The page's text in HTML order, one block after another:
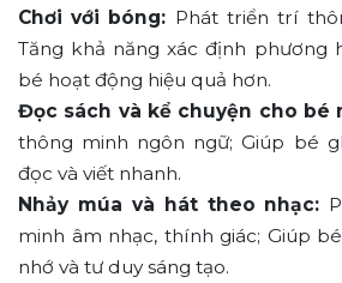
Chơi với bóng: Phát triển trí
Tăng khả năng xác định phương
bé hoạt động hiệu quả hơn.
Đọc sách và kể chuyện cho bé
thông minh ngôn ngữ; Giúp bé
đọc và viết nhanh.
Nhảy múa và hát theo nhạc:
minh âm nhạc, thính giác; Giúp
nhớ và tư duy sáng tạo.